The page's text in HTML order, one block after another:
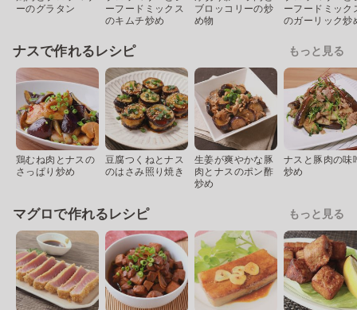
ーのグラタン
ーフードミックス
のキムチ炒め
ブロッコリーの炒
め物
ーフードミック
のガーリック炒
ナスで作れるレシピ もっと見る
鶏むね肉とナスの
さっぱり炒め
豆腐つくねとナス
のはさみ照り焼き
生姜が爽やかな豚
肉とナスのポン酢
炒め
ナスと豚肉の味
炒め
マグロで作れるレシピ もっと見る